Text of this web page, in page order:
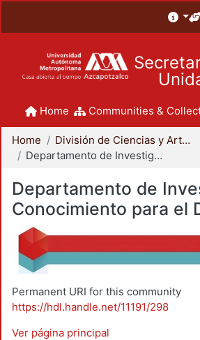
Home Communities &
Home
División de Ciencias y Artes para el Diseño
Departamento de Investigación y Conocimiento para el Diseño
Departamento de
Conocimiento para el
Permanent URI for this community
https://hdl.handle.net/11191/298
Ver página principal